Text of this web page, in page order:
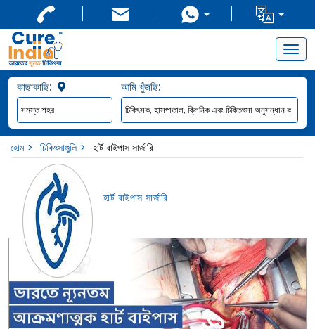
কাছাকাছি: আমি খুঁজছি:
হোম চিকিৎসাগুুলি হার্ট বাইপাস সার্জারি
হার্ট বাইপাস সার্জারি